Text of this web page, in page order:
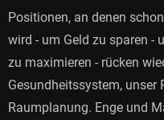
Positionen, an denen
wird - um Geld zu sparen -
zu maximieren - rücken
Gesundheitssystem, unser
Raumplanung. Enge und